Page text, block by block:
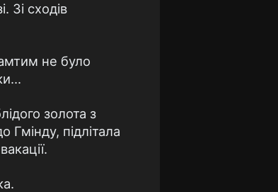
Зі сходів
не було
золота з
Гмінду, підлітала